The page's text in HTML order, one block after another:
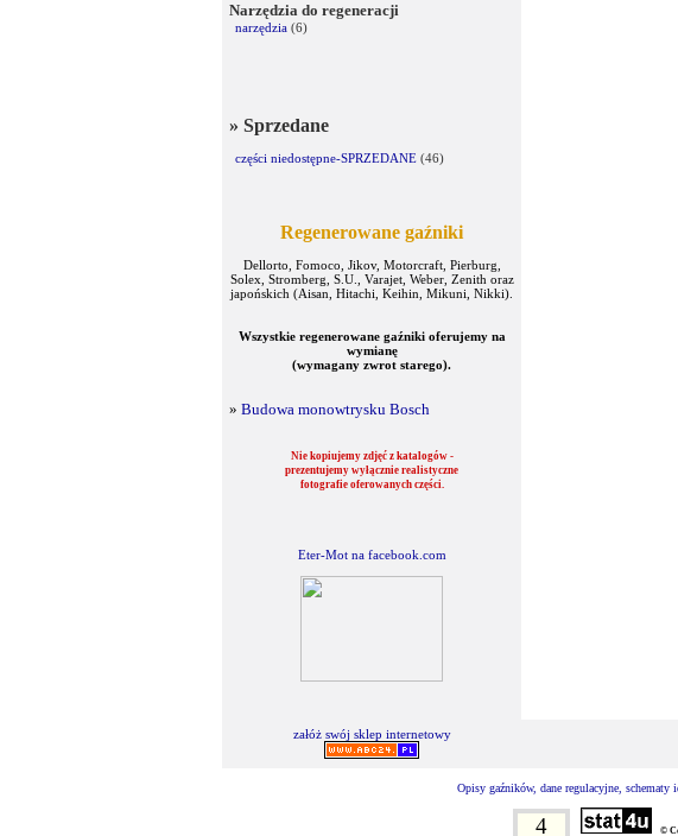
Narzędzia do regeneracji
narzędzia (6)
» Sprzedane
części niedostępne-SPRZEDANE (46)
Regenerowane gaźniki
Dellorto, Fomoco, Jikov, Motorcraft, Pierburg,
Solex, Stromberg, S.U., Varajet, Weber, Zenith oraz
japońskich (Aisan, Hitachi, Keihin, Mikuni, Nikki).
Wszystkie regenerowane gaźniki oferujemy na
wymianę
(wymagany zwrot starego).
» Budowa monowtrysku Bosch
Nie kopiujemy zdjęć z katalogów -
prezentujemy wyłącznie realistyczne
fotografie oferowanych części.
Eter-Mot na facebook.com
załóż swój sklep internetowy
Opisy gaźników, dane regulacyjne, schematy
4 ©